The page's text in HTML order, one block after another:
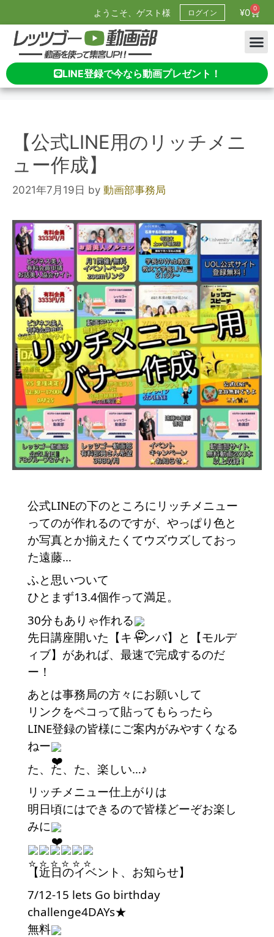
ようこそ、ゲスト様 ログイン ¥0 0
LINE登録で今なら動画プレゼント！
【公式LINE用のリッチメニ
ュー作成】
2021年7月19日 by 動画部事務局
公式LINEの下のところにリッチメニュー
ってのが作れるのですが、やっぱり色と
か写真とか揃えたくてウズウズしておっ
た遠藤…
ふと思いついて
ひとまず13.4個作って満足。
30分もありゃ作れる
先日講座開いた【キャンバ】と【モルデ
ィブ】があれば、最速で完成するのだ
ー！
あとは事務局の方々にお願いして
リンクをペコって貼ってもらったら
LINE登録の皆様にご案内がみやすくなる
ねー
た、た、た、楽しい…♪
リッチメニュー仕上がりは
明日頃にはできるので皆様どーぞお楽し
みに
【近日のイベント、お知らせ】
7/12-15 lets Go birthday
challenge4DAYs★
無料